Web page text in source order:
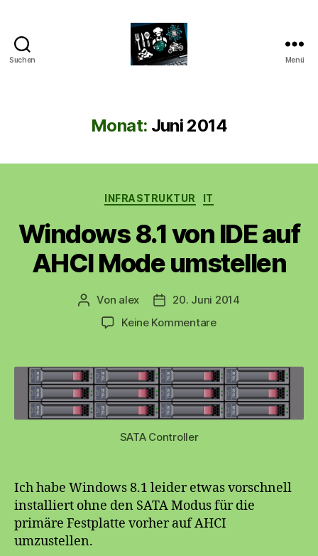
Suchen Menü
Monat: Juni 2014
Kategorien
INFRASTRUKTUR IT
Windows 8.1 von IDE auf
AHCI Mode umstellen
Beitragsautor
Von alex Beitragsdatum
20. Juni 2014
Keine Kommentarezu
von
IDE
auf
AHCI
SATA Controller
Ich habe Windows 8.1 leider etwas vorschnell
installiert ohne den SATA Modus für die
primäre Festplatte vorher auf AHCI
umzustellen.